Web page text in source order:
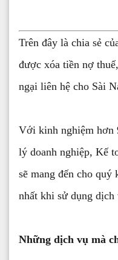
Trên đây là chia sẻ
được xóa tiền nợ
ngại liên hệ cho Sài
Với kinh nghiệm hơn
lý doanh nghiệp, Kế
sẽ mang đến cho quý
nhất khi sử dụng dịch
Những dịch vụ mà